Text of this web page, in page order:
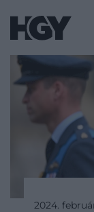
2024.